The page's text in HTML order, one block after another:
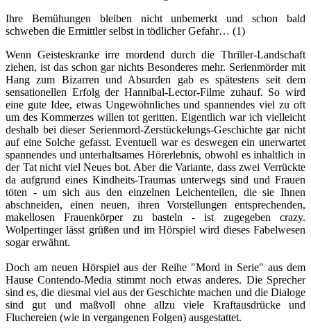
Ihre Bemühungen bleiben nicht unbemerkt und schon bald
schweben die Ermittler selbst in tödlicher Gefahr… (1)
Wenn Geisteskranke irre mordend durch die Thriller-Landschaft
ziehen, ist das schon gar nichts Besonderes mehr. Serienmörder mit
Hang zum Bizarren und Absurden gab es spätestens seit dem
sensationellen Erfolg der Hannibal-Lector-Filme zuhauf. So wird
eine gute Idee, etwas Ungewöhnliches und spannendes viel zu oft
um des Kommerzes willen tot geritten. Eigentlich war ich vielleicht
deshalb bei dieser Serienmord-Zerstückelungs-Geschichte gar nicht
auf eine Solche gefasst. Eventuell war es deswegen ein unerwartet
spannendes und unterhaltsames Hörerlebnis, obwohl es inhaltlich in
der Tat nicht viel Neues bot. Aber die Variante, dass zwei Verrückte
da aufgrund eines Kindheits-Traumas unterwegs sind und Frauen
töten - um sich aus den einzelnen Leichenteilen, die sie Ihnen
abschneiden, einen neuen, ihren Vorstellungen entsprechenden,
makellosen Frauenkörper zu basteln - ist zugegeben crazy.
Wolpertinger lässt grüßen und im Hörspiel wird dieses Fabelwesen
sogar erwähnt.
Doch am neuen Hörspiel aus der Reihe "Mord in Serie" aus dem
Hause Contendo-Media stimmt noch etwas anderes. Die Sprecher
sind es, die diesmal viel aus der Geschichte machen und die Dialoge
sind gut und maßvoll ohne allzu viele Kraftausdrücke und
Fluchereien (wie in vergangenen Folgen) ausgestattet.